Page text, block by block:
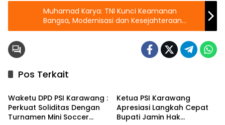
Muhamad Karya: TNI Kunci Keamanan
Bangsa, Modernisasi dan Kesejahteraan
Perlu Ditingkatkan
Pos Terkait
Berita
Waketu DPD PSI Karawang :
Perkuat Soliditas Dengan
Turnamen Mini Soccer
Ketua PSI Karawang
Apresiasi Langkah Cepat
Bupati Jamin Hak
Berita Berita